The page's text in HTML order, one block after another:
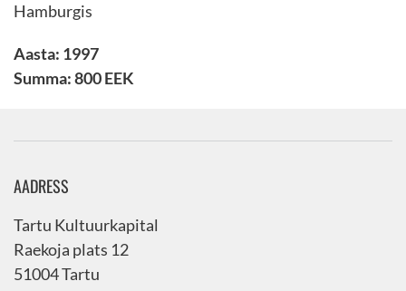
Hamburgis
Aasta: 1997
Summa: 800 EEK
AADRESS
Tartu Kultuurkapital
Raekoja plats 12
51004 Tartu